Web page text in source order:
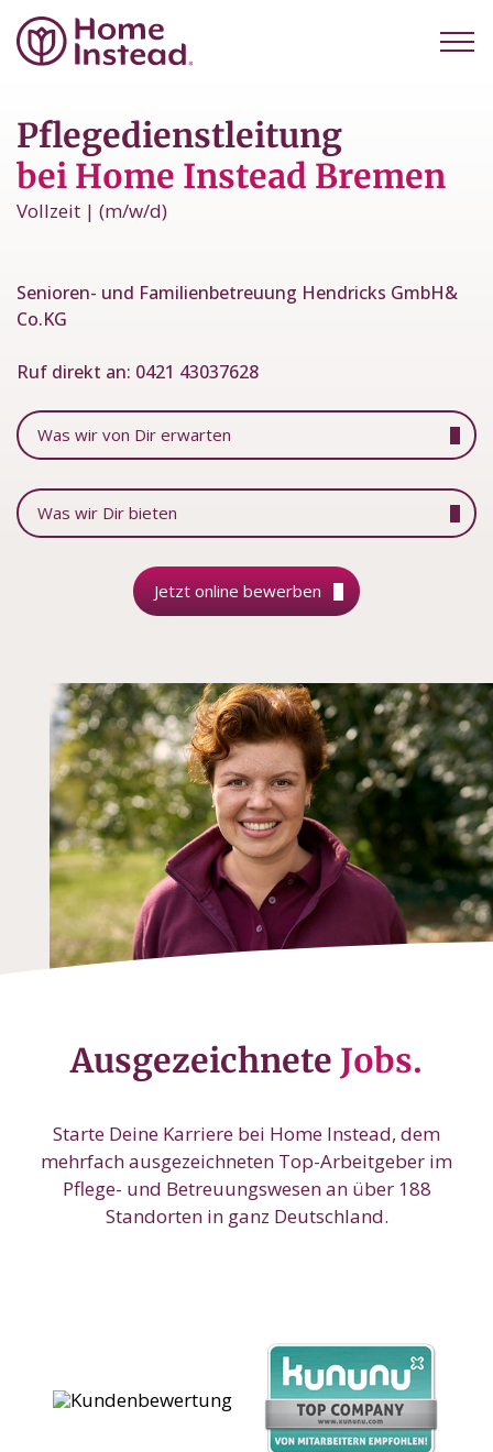
Pflegedienstleitung
bei Home Instead Bremen
Vollzeit | (m/w/d)
Senioren- und Familienbetreuung Hendricks GmbH&
Co.KG
Ruf direkt an: 0421 43037628
Was wir von Dir erwarten
Was wir Dir bieten
Jetzt online bewerben
Ausgezeichnete Jobs.
Starte Deine Karriere bei Home Instead, dem
mehrfach ausgezeichneten Top-Arbeitgeber im
Pflege- und Betreuungswesen an über 188
Standorten in ganz Deutschland.